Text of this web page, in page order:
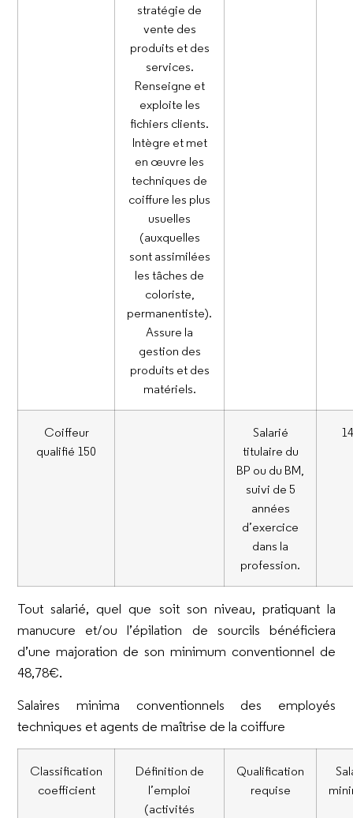
stratégie de
vente des
produits et des
services.
Renseigne et
exploite les
fichiers clients.
Intègre et met
en œuvre les
techniques de
coiffure les plus
usuelles
(auxquelles
sont assimilées
les tâches de
coloriste,
permanentiste).
Assure la
gestion des
produits et des
matériels.
Coiffeur
qualifié 150
Salarié
titulaire du
BP ou du BM,
suivi de 5
années
d’exercice
dans la
profession.
Tout salarié, quel que soit son niveau, pratiquant la
manucure et/ou l’épilation de sourcils bénéficiera
d’une majoration de son minimum conventionnel de
48,78€.
Salaires minima conventionnels des employés
techniques et agents de maîtrise de la coiffure
Classification
coefficient
Définition de
l’emploi
(activités
Qualification
requise